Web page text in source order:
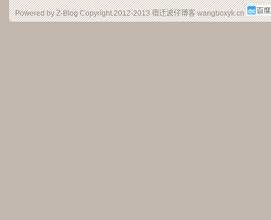
Powered by Z-Blog Copyright 2012-2013宿迁波仔博客wangboxyk.cn